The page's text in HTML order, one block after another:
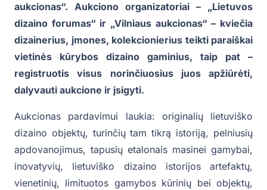
aukcionas“. Aukciono organizatoriai – „Lietuvos
dizaino forumas“ ir „Vilniaus aukcionas“ – kviečia
dizainerius, įmones, kolekcionierius teikti paraiškai
vietinės kūrybos dizaino gaminius, taip pat –
registruotis visus norinčiuosius juos apžiūrėti,
dalyvauti aukcione ir įsigyti.
Aukcionas pardavimui laukia: originalių lietuviško
dizaino objektų, turinčių tam tikrą istoriją, pelniusių
apdovanojimus, tapusių etalonais masinei gamybai,
inovatyvių, lietuviško dizaino istorijos artefaktų,
vienetinių, limituotos gamybos kūrinių bei objektų,